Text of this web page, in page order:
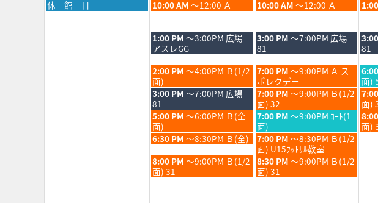
12th
2026
月
曜
休 館 日
火
曜
8
月
18th
2026
10:00 AM ～12:00 Ａ
水
曜
8
月
19th
2026
10:00 AM ～12:00 Ａ
木
曜
8
月
20th
火
曜
日,
8
月
18th
2026
1:00 PM ～3:00PM 広場
アスレGG
水
曜
日,
8
月
19th
2026
3:00 PM ～7:00PM 広場
81
木
曜
日,
8
月
20th
81
火
曜
日,
8
月
18th
2026
2:00 PM ～4:00PM Ｂ(1/2
面)
水
曜
日,
8
月
19th
2026
7:00 PM ～9:00PM Ａ ス
ポレクデー
木
曜
日,
8
月
20th
面)
火
曜
日,
8
月
18th
2026
3:00 PM ～7:00PM 広場
81
水
曜
日,
8
月
19th
2026
7:00 PM ～9:00PM Ｂ(1/2
面) 32
木
曜
日,
8
月
面)
火
曜
日,
8
月
18th
2026
5:00 PM ～6:00PM Ｂ(全
面)
水
曜
日,
8
月
19th
2026
7:00 PM ～9:00PM ｺｰﾄ(1
面)
木
曜
日,
面)
火
曜
日,
8
月
6:30 PM ～8:30PM Ｂ(全)
水
曜
日,
8
月
7:00 PM ～8:30PM Ｂ(1/2
面) U15ﾌｯﾄｻﾙ教室
火
曜
日,
8:00 PM ～9:00PM Ｂ(1/2
面) 31
水
曜
日,
8:30 PM ～9:00PM Ｂ(1/2
面) 31